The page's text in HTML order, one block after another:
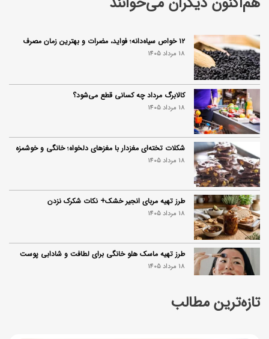
تازه‌ترین مطالب
۱۲ خواص سیاه‌دانه؛ فواید، مضرات و بهترین زمان مصرف
18 مرداد 1405
کالابرگ مرداد چه کسانی قطع می‌شود؟
18 مرداد 1405
شکلات تخته‌ای مغزدار با مغزهای دلخواه؛ خانگی و خوشمزه
18 مرداد 1405
طرز تهیه مربای انجیر خشک+ نکات شکرک نزدن
18 مرداد 1405
طرز تهیه ماسک هلو خانگی برای لطافت و شادابی پوست
18 مرداد 1405